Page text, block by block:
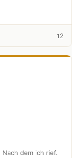
1 2
dem ich rief.